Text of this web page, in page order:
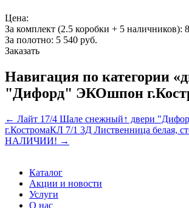
Цена:
За комплект (2.5 коробки + 5 наличников):
За полотно: 5 540 руб.
Заказать
Навигация по категории
"Дифорд" ЭКОшпон
← Лайт 17/4 Шале снежный↑ двери
г.КостромаКЛ 7/1 3Д Лиственница белая,
НАЛИЧИИ! →
Каталог
Акции и новости
Услуги
О нас